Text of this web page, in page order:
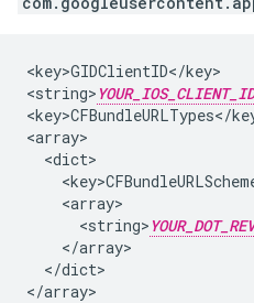
<key>GIDClientID</key>
<string> YOUR_IOS_CLIENT_ID
<key>CFBundleURLTypes</
<array>
  <dict>
    <array>
      <string>
    </array>
  </dict>
</array>